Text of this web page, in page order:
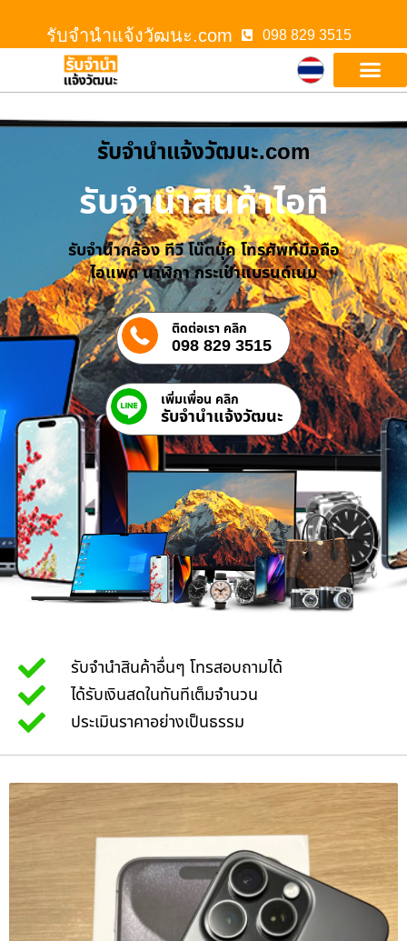
รับจํานําแจ้งวัฒนะ.com 098 829 3515
รับจํานําแจ้งวัฒนะ.com
รับจำนำสินค้าไอที
รับจำนำกล้อง ทีวี โน๊ตบุ๊ค โทรศัพท์มือถือ
ไอแพด นาฬิกา กระเป๋าแบรนด์เนม
ติดต่อเรา คลิก
098 829 3515
เพิ่มเพื่อน คลิก
รับจํานําแจ้งวัฒนะ
รับจำนำสินค้าอื่นๆ โทรสอบถามได้
ได้รับเงินสดในทันทีเต็มจำนวน
ประเมินราคาอย่างเป็นธรรม